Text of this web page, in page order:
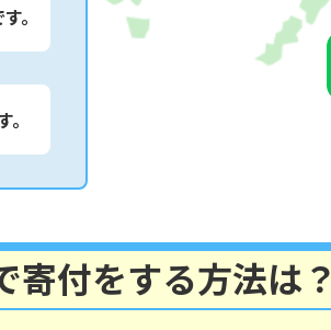
。
寄付をする方法は？